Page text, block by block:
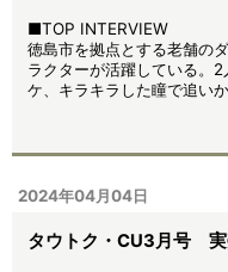
■TOP INTERVIEW
徳島市を拠点とする老舗の
ラクターが活躍している。
ケ、キラキラした瞳で追い
2024年04月04日
タウトク・CU3月号 実